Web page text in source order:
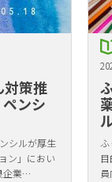
対策推
ンシ
シルが厚生
ン」におい
企業…
ふ